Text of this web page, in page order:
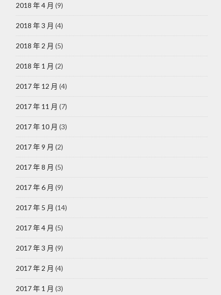
2018 年 4 月 (9)
2018 年 3 月 (4)
2018 年 2 月 (5)
2018 年 1 月 (2)
2017 年 12 月 (4)
2017 年 11 月 (7)
2017 年 10 月 (3)
2017 年 9 月 (2)
2017 年 8 月 (5)
2017 年 6 月 (9)
2017 年 5 月 (14)
2017 年 4 月 (5)
2017 年 3 月 (9)
2017 年 2 月 (4)
2017 年 1 月 (3)